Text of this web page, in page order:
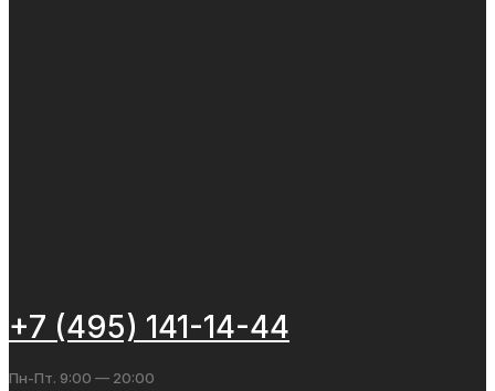
+7 (495) 141-14-44
Пн-Пт. 9:00 — 20:00